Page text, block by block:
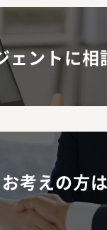
ェントに相
考えの方